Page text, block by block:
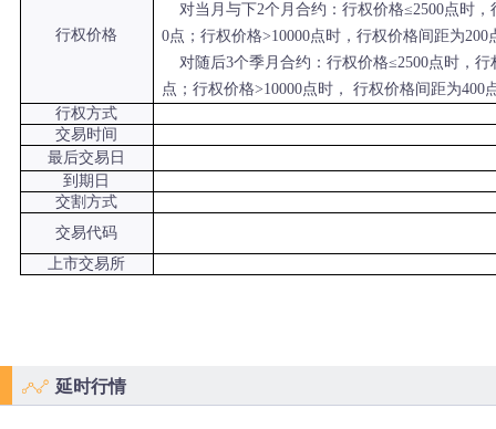
行权价格
对当月与下2个月合约：行权价格≤2500点时
0点；行权价格>10000点时，行权价格间距为200
对随后3个季月合约：行权价格≤2500点时，
点；行权价格>10000点时， 行权价格间距为400
行权方式
交易时间
最后交易日
到期日
交割方式
交易代码
上市交易所
延时行情